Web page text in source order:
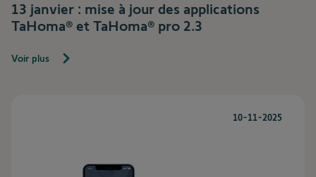
13 janvier : mise à jour des applications
TaHoma® et TaHoma® pro 2.3
Voir plus
10-11-2025